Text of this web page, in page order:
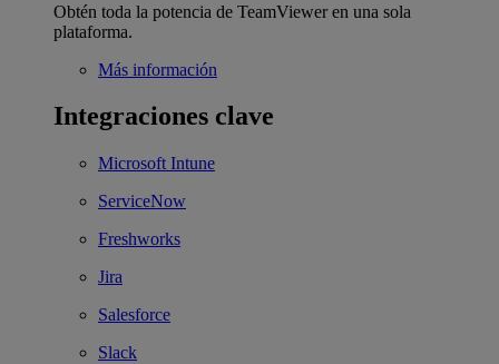
Obtén toda la potencia de TeamViewer en una sola
plataforma.
Más información
Integraciones clave
Microsoft Intune
ServiceNow
Freshworks
Jira
Salesforce
Slack